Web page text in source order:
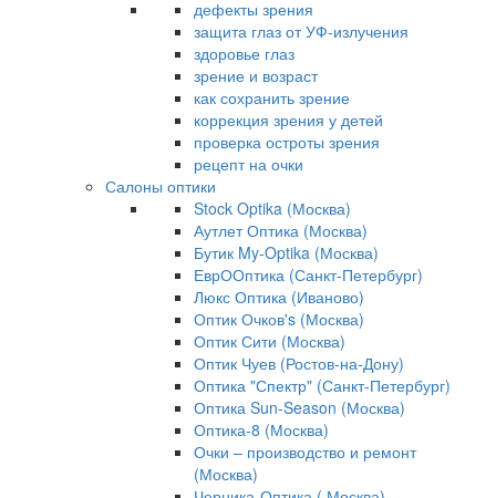
дефекты зрения
защита глаз от УФ-излучения
здоровье глаз
зрение и возраст
как сохранить зрение
коррекция зрения у детей
проверка остроты зрения
рецепт на очки
Салоны оптики
Stock Optika (Москва)
Аутлет Оптика (Москва)
Бутик My-Optika (Москва)
ЕврООптика (Санкт-Петербург)
Люкс Оптика (Иваново)
Оптик Очков's (Москва)
Оптик Сити (Москва)
Оптик Чуев (Ростов-на-Дону)
Оптика "Спектр" (Санкт-Петербург)
Оптика Sun-Season (Москва)
Оптика-8 (Москва)
Очки – производство и ремонт
(Москва)